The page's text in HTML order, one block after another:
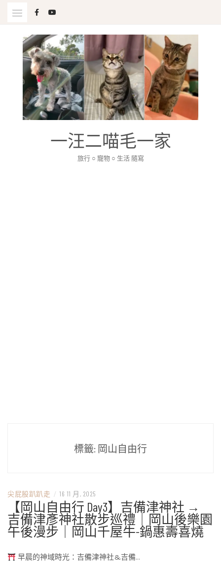
一汪二喵毛一家
旅行 ○ 寵物 ○ 生活 隨寫
標籤: 岡山自由行
尖屁股趴趴走 / 16 11 月, 2025
【岡山自由行 Day3】吉備津神社 →
吉備津彥神社散步巡禮｜岡山後樂園
午後漫步｜岡山千屋牛-鍋惠壽喜燒
早晨的神域時光：吉備津神社&吉備…